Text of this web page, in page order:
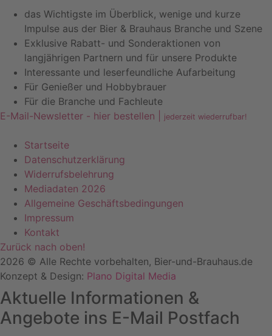
das Wichtigste im Überblick, wenige und kurze
Impulse aus der Bier & Brauhaus Branche und Szene
Exklusive Rabatt- und Sonderaktionen von
langjährigen Partnern und für unsere Produkte
Interessante und leserfeundliche Aufarbeitung
Für Genießer und Hobbybrauer
Für die Branche und Fachleute
E-Mail-Newsletter - hier bestellen |
jederzeit wiederrufbar!
Startseite
Datenschutzerklärung
Widerrufsbelehrung
Mediadaten 2026
Allgemeine Geschäftsbedingungen
Impressum
Kontakt
Zurück nach oben!
2026 © Alle Rechte vorbehalten, Bier-und-Brauhaus.de
Konzept & Design: Plano Digital Media
Aktuelle Informationen &
Angebote ins E-Mail Postfach